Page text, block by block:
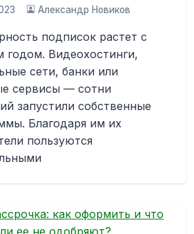
Александр Новиков
подписок растет с
годом. Видеохостинги,
сети, банки или
сервисы — сотни
запустили собственные
Благодаря им их
пользуются